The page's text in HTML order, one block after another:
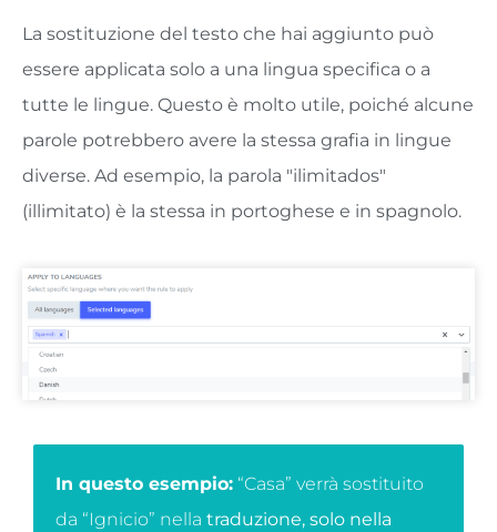
La sostituzione del testo che hai aggiunto può
essere applicata solo a una lingua specifica o a
tutte le lingue. Questo è molto utile, poiché alcune
parole potrebbero avere la stessa grafia in lingue
diverse. Ad esempio, la parola "ilimitados"
(illimitato) è la stessa in portoghese e in spagnolo.
In questo esempio: “Casa” verrà sostituito
da “Ignicio” nella traduzione, solo nella